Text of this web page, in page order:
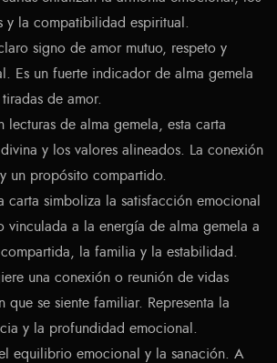
y la compatibilidad espiritual.
signo de amor mutuo, respeto y
Es un fuerte indicador de alma gemela
de amor.
lecturas de alma gemela, esta carta
y los valores alineados. La conexión
un propósito compartido.
carta simboliza la satisfacción emocional
vinculada a la energía de alma gemela a
la familia y la estabilidad.
una conexión o reunión de vidas
que se siente familiar. Representa la
y la profundidad emocional.
equilibrio emocional y la sanación. A